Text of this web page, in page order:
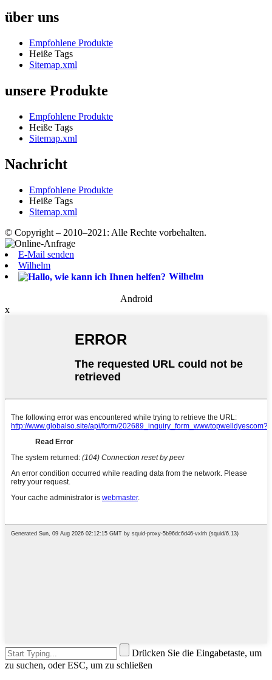
über uns
Empfohlene Produkte
Heiße Tags
Sitemap.xml
unsere Produkte
Empfohlene Produkte
Heiße Tags
Sitemap.xml
Nachricht
Empfohlene Produkte
Heiße Tags
Sitemap.xml
© Copyright – 2010–2021: Alle Rechte vorbehalten.
E-Mail senden
Wilhelm
Wilhelm
Android
x
Drücken Sie die Eingabetaste, um
zu suchen, oder ESC, um zu schließen